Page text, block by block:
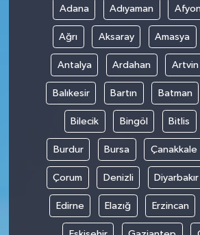
Adana Adıyaman
Ağrı Aksaray Amasya
Antalya Ardahan Artvin
Balıkesir Bartın Batman
Bilecik Bingöl Bitlis
Burdur Bursa Çanakkale
Çorum Denizli Diyarbakır
Edirne Elazığ Erzincan